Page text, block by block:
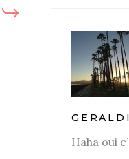
Haha oui